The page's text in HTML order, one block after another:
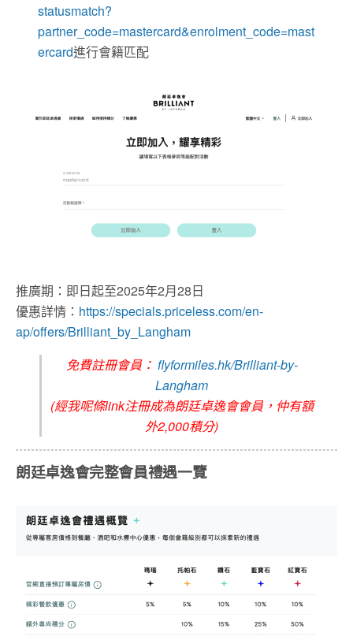
statusmatch?
partner_code=mastercard&enrolment_code=mast
ercard進行會籍匹配
推廣期：即日起至2025年2月28日
優惠詳情： https://specials.priceless.com/en-
ap/offers/Brilliant_by_Langham
免費註冊會員： flyformiles.hk/Brilliant-by-
Langham
(經我呢條link注冊成為朗廷卓逸會會員，仲有額
外2,000積分)
朗廷卓逸會完整會員禮遇一覽